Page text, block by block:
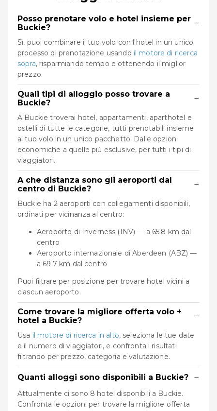
Posso prenotare volo e hotel insieme per
Buckie?
−
Sì, puoi combinare il tuo volo con l'hotel in un unico
processo di prenotazione usando il motore di ricerca
sopra, risparmiando tempo e ottenendo il miglior
prezzo.
Quali tipi di alloggio posso trovare a
Buckie?
−
A Buckie troverai hotel, appartamenti, aparthotel e
ostelli di tutte le categorie, tutti prenotabili insieme
al tuo volo in un unico pacchetto. Dalle opzioni
economiche a quelle più esclusive, per tutti i tipi di
viaggiatori.
A che distanza sono gli aeroporti dal
centro di Buckie?
−
Buckie ha 2 aeroporti con collegamenti disponibili,
ordinati per vicinanza al centro:
Aeroporto di Inverness (INV) — a 65.8 km dal
centro
Aeroporto internazionale di Aberdeen (ABZ) —
a 69.7 km dal centro
Puoi filtrare per posizione per trovare hotel vicini a
ciascun aeroporto.
Come trovare la migliore offerta volo +
hotel a Buckie?
−
Usa il motore di ricerca in alto, seleziona le tue date
e il numero di viaggiatori, e confronta i risultati
filtrando per prezzo, categoria e valutazione.
Quanti alloggi sono disponibili a Buckie? −
Attualmente ci sono 8 hotel disponibili a Buckie.
Confronta le opzioni per trovare la migliore offerta